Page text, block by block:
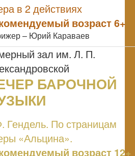
в 2 действиях
возраст 6+
– Юрий Караваев
зал им. Л. П.
БАРОЧНОЙ
Гендель. По страницам
«Альцина».
возраст 12+